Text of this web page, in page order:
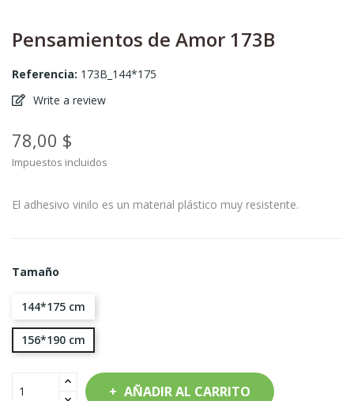
Pensamientos de Amor 173B
Referencia: 173B_144*175
Write a review
78,00 $
Impuestos incluidos
El adhesivo vinilo es un material plástico muy resistente.
Tamaño
144*175 cm
156*190 cm
AÑADIR AL CARRITO